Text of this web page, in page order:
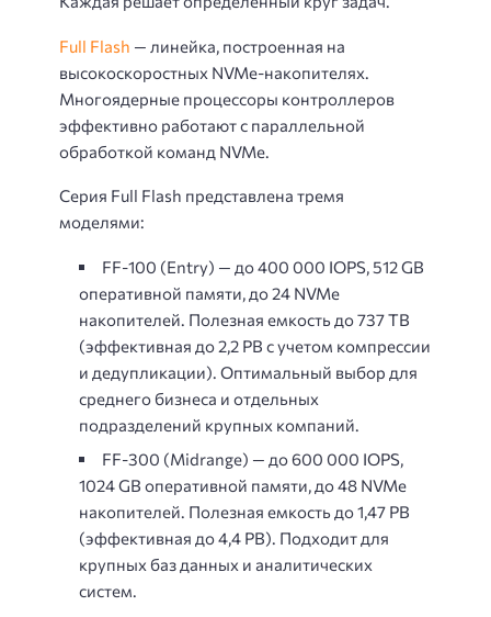
Full Flash — линейка, построенная на
высокоскоростных NVMe-накопителях.
Многоядерные процессоры контроллеров
эффективно работают с параллельной
обработкой команд NVMe.
Серия Full Flash представлена тремя
моделями:
FF-100 (Entry) — до 400 000 IOPS, 512 GB
оперативной памяти, до 24 NVMe
накопителей. Полезная емкость до 737 TB
(эффективная до 2,2 PB с учетом компрессии
и дедупликации). Оптимальный выбор для
среднего бизнеса и отдельных
подразделений крупных компаний.
FF-300 (Midrange) — до 600 000 IOPS,
1024 GB оперативной памяти, до 48 NVMe
накопителей. Полезная емкость до 1,47 PB
(эффективная до 4,4 PB). Подходит для
крупных баз данных и аналитических
систем.